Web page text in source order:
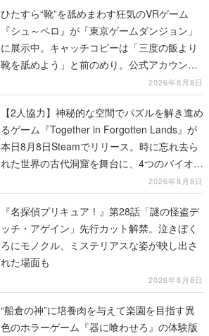
ひたすら“靴”を舐めまわす狂気のVRゲーム
『シュ～ペロ』が「東京ゲームダンジョン」
に展示中。キャッチコピーは「三度の飯より
靴を舐めよう」と前のめり。公式アカウント
も開設され、2026年リリースに向けて開発中
2026年8月8日
【2人協力】神秘的な空間でパズルを解き進め
るゲーム『Together in Forgotten Lands』が
本日8月8日Steamでリリース。時に忘れ去ら
れた世界の古代洞窟を舞台に、4つのバイオー
2026年8月8日
『名探偵プリキュア！』第28話「謎の怪盗デ
ッチ・アゲイン」先行カット解禁。泣きぼく
ろにモノクル、ミステリアスな姿が映し出さ
れた場面も
2026年8月8日
“船倉の神”に培養肉を与えて楽園を目指す異
色のホラーゲーム『器に喰わせろ』の体験版